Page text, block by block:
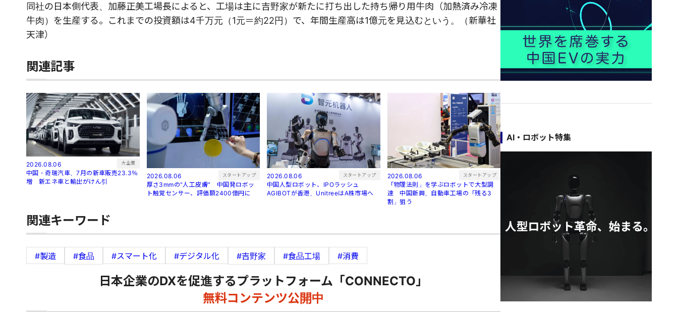
同社の日本側代表、加藤正美工場長によると、工場は主に吉野家が新たに打ち出した持ち帰り用牛肉（加熱済み冷凍
牛肉）を生産する。これまでの投資額は4千万元（1元＝約22円）で、年間生産高は1億元を見込むという。（新華社
天津）
関連記事
2026.08.06 大企業
中国・奇瑞汽車、7月の新車販売23.3％
増 新エネ車と輸出がけん引
2026.08.06 スタートアップ
厚さ3mmの"人工皮膚" 中国発ロボッ
ト触覚センサー、評価額2400億円に
2026.08.06 スタートアップ
中国人型ロボット、IPOラッシュ
AGIBOTが香港、UnitreeはA株市場へ
2026.08.06 スタートアップ
「物理法則」を学ぶロボットで大型調
達 中国新興、自動車工場の「残る3
割」狙う
関連キーワード
#製造 #食品 #スマート化 #デジタル化 #吉野家 #食品工場 #消費
日本企業のDXを促進するプラットフォーム「CONNECTO」
無料コンテンツ公開中
AI・ロボット特集